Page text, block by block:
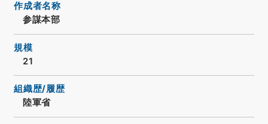
作成者名称
参謀本部
規模
21
組織歴/履歴
陸軍省